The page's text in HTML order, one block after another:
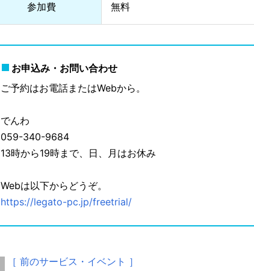
参加費 無料
お申込み・お問い合わせ
ご予約はお電話またはWebから。
でんわ
059-340-9684
13時から19時まで、日、月はお休み
Webは以下からどうぞ。
https://legato-pc.jp/freetrial/
［ 前のサービス・イベント ］